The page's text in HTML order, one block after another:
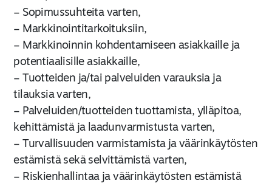
– Sopimussuhteita varten,
– Markkinointitarkoituksiin,
– Markkinoinnin kohdentamiseen asiakkaille ja
potentiaalisille asiakkaille,
– Tuotteiden ja/tai palveluiden varauksia ja
tilauksia varten,
– Palveluiden/tuotteiden tuottamista, ylläpitoa,
kehittämistä ja laadunvarmistusta varten,
– Turvallisuuden varmistamista ja väärinkäytösten
estämistä sekä selvittämistä varten,
– Riskienhallintaa ja väärinkäytösten estämistä